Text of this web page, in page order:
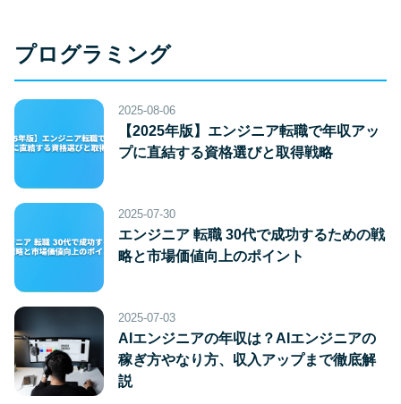
プログラミング
2025-08-06
【2025年版】エンジニア転職で年収アッ
プに直結する資格選びと取得戦略
2025-07-30
エンジニア 転職 30代で成功するための戦
略と市場価値向上のポイント
2025-07-03
AIエンジニアの年収は？AIエンジニアの
稼ぎ方やなり方、収入アップまで徹底解
説